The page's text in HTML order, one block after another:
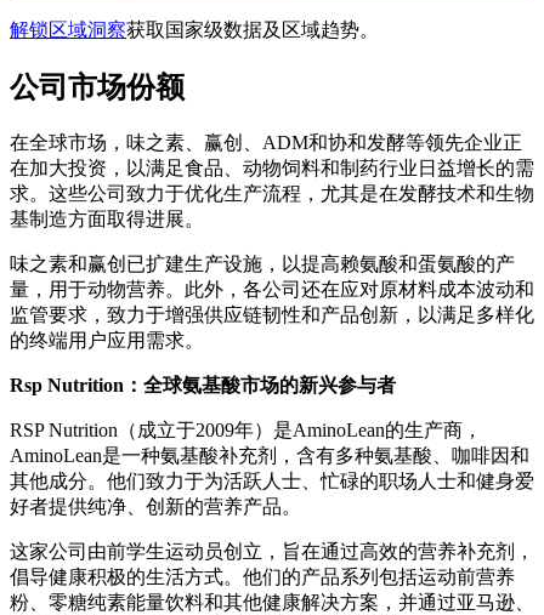
解锁区域洞察获取国家级数据及区域趋势。
公司市场份额
在全球市场，味之素、赢创、ADM和协和发酵等领先企业正
在加大投资，以满足食品、动物饲料和制药行业日益增长的需
求。这些公司致力于优化生产流程，尤其是在发酵技术和生物
基制造方面取得进展。
味之素和赢创已扩建生产设施，以提高赖氨酸和蛋氨酸的产
量，用于动物营养。此外，各公司还在应对原材料成本波动和
监管要求，致力于增强供应链韧性和产品创新，以满足多样化
的终端用户应用需求。
Rsp Nutrition：全球氨基酸市场的新兴参与者
RSP Nutrition（成立于2009年）是AminoLean的生产商，
AminoLean是一种氨基酸补充剂，含有多种氨基酸、咖啡因和
其他成分。他们致力于为活跃人士、忙碌的职场人士和健身爱
好者提供纯净、创新的营养产品。
这家公司由前学生运动员创立，旨在通过高效的营养补充剂，
倡导健康积极的生活方式。他们的产品系列包括运动前营养
粉、零糖纯素能量饮料和其他健康解决方案，并通过亚马逊、